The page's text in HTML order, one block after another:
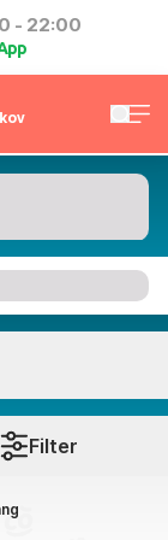
- 22:00
Filter